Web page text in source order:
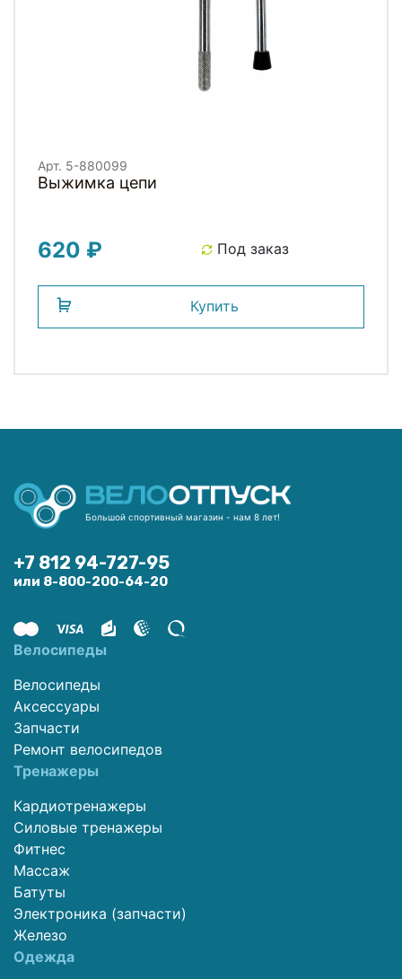
Арт. 5-880099
Выжимка цепи
620 ₽ Под заказ
Купить
Большой спортивный магазин - нам 8 лет!
+7 812 94-727-95
или 8-800-200-64-20
Велосипеды
Велосипеды
Аксессуары
Запчасти
Ремонт велосипедов
Тренажеры
Кардиотренажеры
Силовые тренажеры
Фитнес
Массаж
Батуты
Электроника (запчасти)
Железо
Одежда